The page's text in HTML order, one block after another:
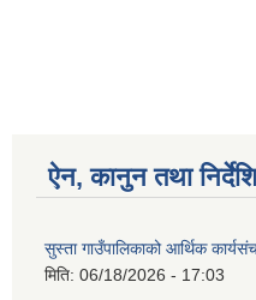
ऐन, कानुन तथा
सुस्ता गाउँपालिकाको आर्थिक
मिति: 06/18/2026 - 17:03